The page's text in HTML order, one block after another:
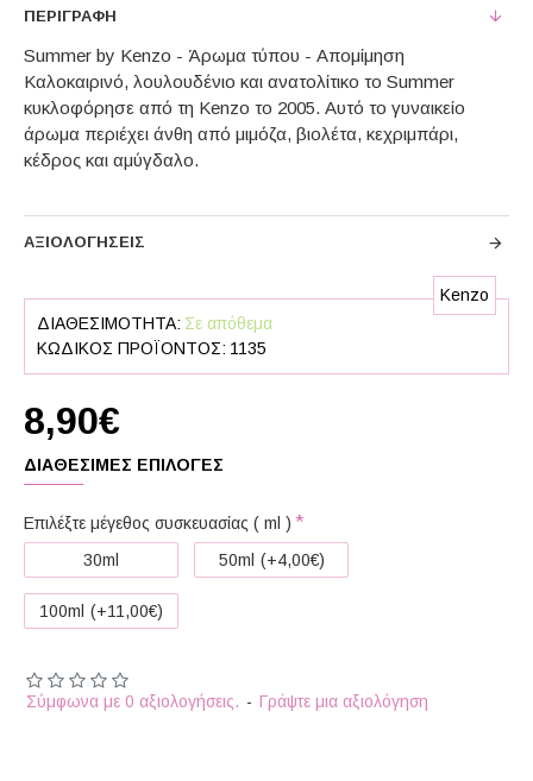
ΠΕΡΙΓΡΑΦΉ
Summer by Kenzo - Άρωμα τύπου - Απομίμηση
Καλοκαιρινό, λουλουδένιο και ανατολίτικο το Summer
κυκλοφόρησε από τη Kenzo το 2005. Αυτό το γυναικείο
άρωμα περιέχει άνθη από μιμόζα, βιολέτα, κεχριμπάρι,
κέδρος και αμύγδαλο.
ΑΞΙΟΛΟΓΉΣΕΙΣ
ΔΙΑΘΕΣΙΜΌΤΗΤΑ: Σε απόθεμα
ΚΩΔΙΚΌΣ ΠΡΟΪΌΝΤΟΣ: 1135
Kenzo
Σύμφωνα με 0 αξιολογήσεις. - Γράψτε μια αξιολόγηση
8,90€
ΔΙΑΘΈΣΙΜΕΣ ΕΠΙΛΟΓΈΣ
Επιλέξτε μέγεθος συσκευασίας ( ml )
30ml
50ml (+4,00€)
100ml (+11,00€)